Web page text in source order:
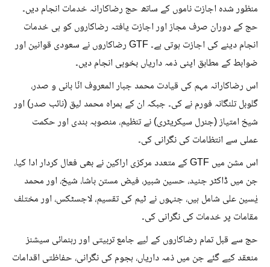
منظور شدہ اجازت ناموں کے ساتھ حج رضاکارانہ خدمات انجام دیں۔
حج کے دوران صرف مجاز اور اجازت یافتہ رضاکاروں کو ہی خدمات
انجام دینے کی اجازت ہوتی ہے۔ GTF رضاکاروں نے سعودی قوانین اور
ضوابط کے مطابق اپنی ذمہ داریاں بخوبی انجام دیں۔
اس رضاکارانہ مہم کی قیادت محمد جبار المعروف انّا بانی و صدر،
گلوبل تلنگانہ فورم نے کی۔ جبکہ ان کے ہمراہ محمد لیق (نائب صدر) اور
شیخ امتیاز (جنرل سیکریٹری) نے تنظیم، منصوبہ بندی اور حکمت
عملی سے انتظامات کی نگرانی کی۔
اس مشن میں GTF کے متعدد مرکزی اراکین نے بھی فعال کردار ادا کیا،
جن میں ڈاکٹر جنید، حسین شبیر، فیض مستن باشا، شیخ، اور محمد
یٰسین علی شامل ہیں، جنہوں نے ٹیم کی تقسیم، لاجسٹکس، اور مختلف
مقامات پر خدمات کی نگرانی کی۔
حج سے قبل تمام رضاکاروں کے لیے جامع تربیتی اور رہنمائی سیشنز
منعقد کیے گئے جن میں ذمہ داریاں، ہجوم کی نگرانی، حفاظتی اقدامات